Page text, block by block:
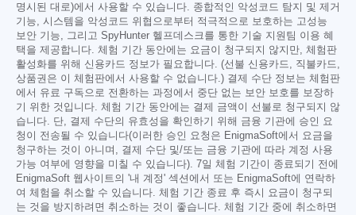
명시된 대로)에서 사용할 수 있습니다. 종합적인 악성코드 탐지 및 제거
기능, 시스템을 악성코드 위협으로부터 적극적으로 보호하는 고성능
보안 기능, 그리고 SpyHunter 헬프데스크를 통한 기술 지원팀 이용 혜
택을 제공합니다. 체험 기간 동안에는 요금이 청구되지 않지만, 체험판
활성화를 위해 신용카드 정보가 필요합니다. (선불 신용카드, 직불카드,
상품권은 이 체험판에서 사용할 수 없습니다.) 결제 수단 정보는 체험판
에서 유료 구독으로 전환하는 과정에서 중단 없는 보안 보호를 보장하
기 위한 것입니다. 체험 기간 동안에는 결제 금액이 선불로 청구되지 않
습니다. 단, 결제 수단의 유효성을 확인하기 위해 금융 기관에 승인 요
청이 전송될 수 있습니다(이러한 승인 요청은 EnigmaSoft에서 요금을
청구하는 것이 아니며, 결제 수단 및/또는 금융 기관에 따라 계정 사용
가능 여부에 영향을 미칠 수 있습니다). 7일 체험 기간이 종료되기 전에
EnigmaSoft 웹사이트의 '내 계정' 섹션에서 또는 EnigmaSoft에 연락하
여 체험을 취소할 수 있습니다. 체험 기간 종료 후 즉시 요금이 청구되
는 것을 방지하려면 취소하는 것이 좋습니다. 체험 기간 중에 취소하면